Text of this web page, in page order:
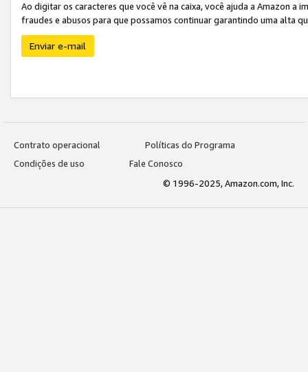
Ao digitar os caracteres que você vê na caixa, você ajuda a Amazon
fraudes e abusos para que possamos continuar garantindo uma alta
Enviar e-mail
Contrato operacional
Políticas do Programa
Condições de uso
Fale Conosco
© 1996-2025, Amazon.com, Inc.